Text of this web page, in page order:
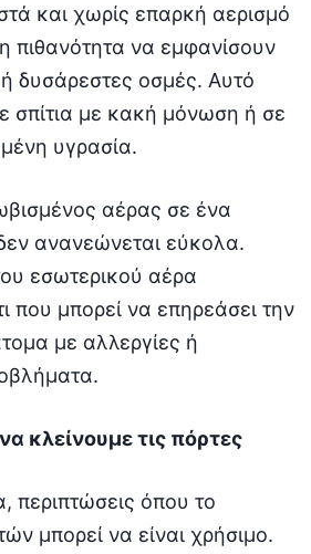
και χωρίς επαρκή αερισμό
πιθανότητα να εμφανίσουν
δυσάρεστες οσμές. Αυτό
σπίτια με κακή μόνωση ή σε
υγρασία.
αέρας σε ένα
ανανεώνεται εύκολα.
εσωτερικού αέρα
που μπορεί να επηρεάσει την
με αλλεργίες ή
κλείνουμε τις πόρτες
περιπτώσεις όπου το
μπορεί να είναι χρήσιμο.